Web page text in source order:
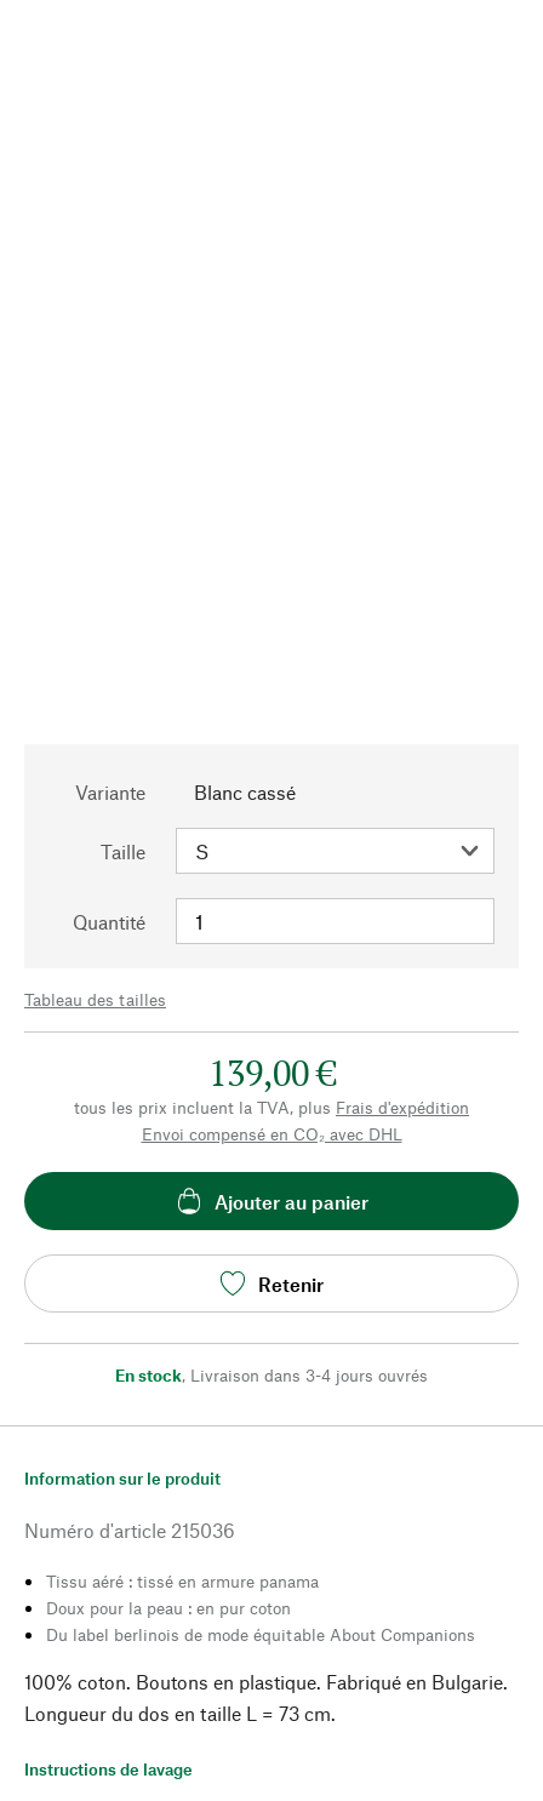
Variante Blanc cassé
Taille
Quantité
Tableau des tailles
139,00 €
tous les prix incluent la TVA, plus Frais d'expédition
Envoi compensé en CO₂ avec DHL
Ajouter au panier
Retenir
En stock, Livraison dans 3-4 jours ouvrés
Information sur le produit
Numéro d'article 215036
Tissu aéré : tissé en armure panama
Doux pour la peau : en pur coton
Du label berlinois de mode équitable About Companions
100% coton. Boutons en plastique. Fabriqué en Bulgarie.
Longueur du dos en taille L = 73 cm.
Instructions de lavage